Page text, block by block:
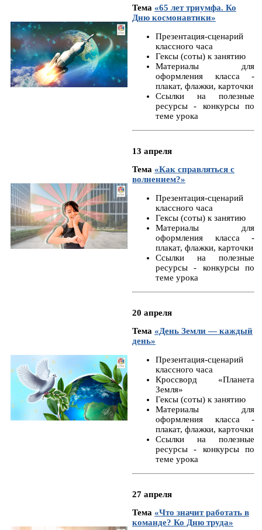
Тема «65 лет триумфа. Ко
Дню космонавтики»
Презентация-сценарий
классного часа
Гексы (соты) к занятию
Материалы для
оформления класса -
плакат, флажки, карточки
Ссылки на полезные
ресурсы - конкурсы по
теме урока
13 апреля
Тема «Как справляться с
волнением?»
Презентация-сценарий
классного часа
Гексы (соты) к занятию
Материалы для
оформления класса -
плакат, флажки, карточки
Ссылки на полезные
ресурсы - конкурсы по
теме урока
20 апреля
Тема «День Земли — каждый
день»
Презентация-сценарий
классного часа
Кроссворд «Планета
Земля»
Гексы (соты) к занятию
Материалы для
оформления класса -
плакат, флажки, карточки
Ссылки на полезные
ресурсы - конкурсы по
теме урока
27 апреля
Тема «Что значит работать в
команде? Ко Дню труда»